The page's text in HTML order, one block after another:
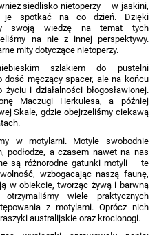
siedlisko nietoperzy – w jaskini,
je spotkać na co dzień. Dzięki
swoją wiedzę na temat tych
na nie z innej perspektywy.
mity dotyczące nietoperzy.
szlakiem do pustelni
dość męczący spacer, ale na końcu
i działalności błogosławionej.
Maczugi Herkulesa, a później
Skale, gdzie obejrzeliśmy ciekawą
w motylarni. Motyle swobodnie
podłodze, a czasem nawet na nas
są różnorodne gatunki motyli – te
wzbogacając naszą faunę,
w obiekcie, tworząc żywą i barwną
wiele praktycznych
z motylami. Oprócz nich
australijskie oraz krocionogi.